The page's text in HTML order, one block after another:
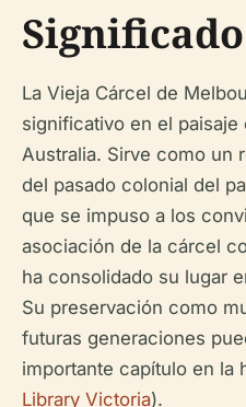
La Vieja Cárcel de
significativo en el
Australia. Sirve como un
del pasado colonial del
que se impuso a los
asociación de la cárcel
ha consolidado su lugar
Su preservación como
futuras generaciones
importante capítulo en la
Library Victoria).